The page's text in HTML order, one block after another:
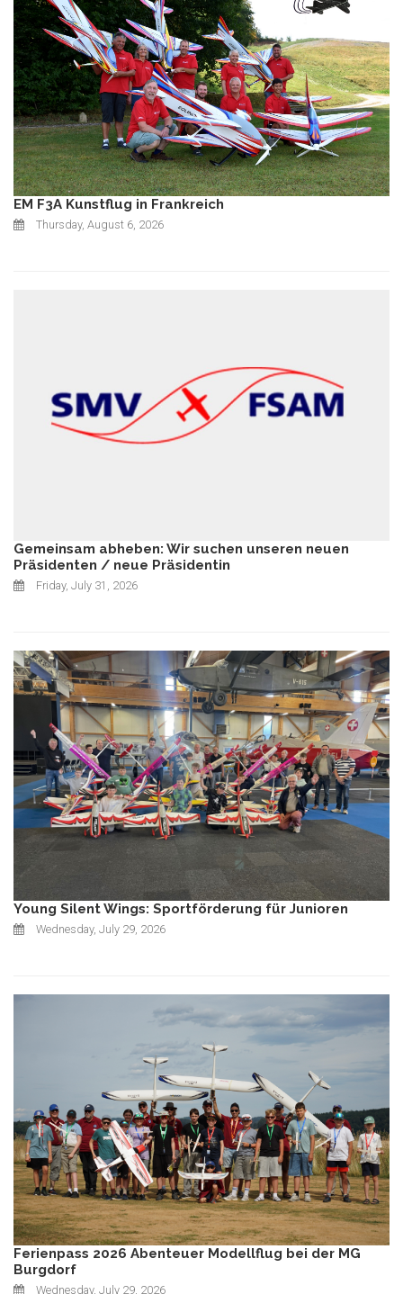
EM F3A Kunstflug in Frankreich
Thursday, August 6, 2026
Gemeinsam abheben: Wir suchen unseren neuen
Präsidenten / neue Präsidentin
Friday, July 31, 2026
Young Silent Wings: Sportförderung für Junioren
Wednesday, July 29, 2026
Ferienpass 2026 Abenteuer Modellflug bei der MG
Burgdorf
Wednesday, July 29, 2026